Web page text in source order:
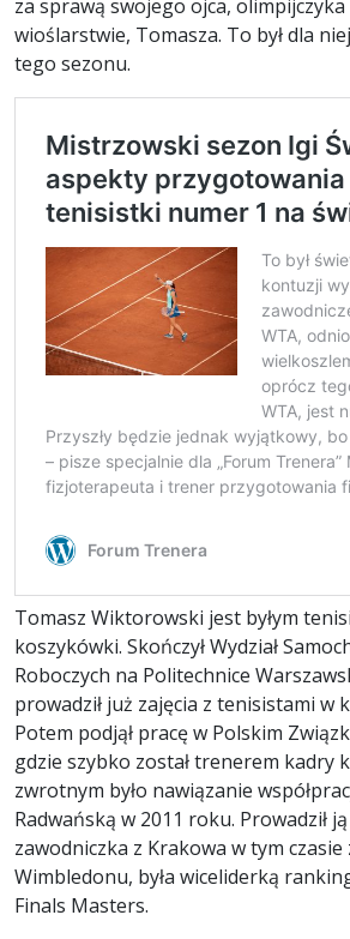
za sprawą swojego ojca, olimpijczyka
wioślarstwie, Tomasza. To był dla
tego sezonu.
Tomasz Wiktorowski jest byłym
koszykówki. Skończył Wydział
Roboczych na Politechnice
prowadził już zajęcia z tenisistami w
Potem podjął pracę w Polskim
gdzie szybko został trenerem kadry
zwrotnym było nawiązanie
Radwańską w 2011 roku. Prowadził
zawodniczka z Krakowa w tym czasie
Wimbledonu, była wiceliderką
Finals Masters.